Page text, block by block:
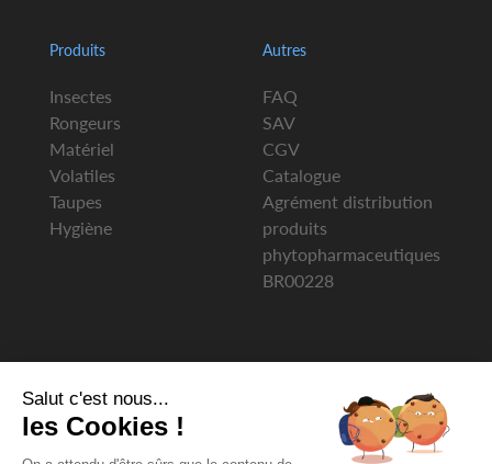
Produits
Insectes
Rongeurs
Matériel
Volatiles
Taupes
Hygiène
Autres
FAQ
SAV
CGV
Catalogue
Agrément distribution
produits
phytopharmaceutiques
BR00228
Salut c'est nous...
les Cookies !